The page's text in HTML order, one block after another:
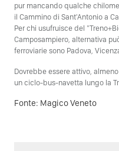
pur mancando qualche
il Cammino di Sant'Antonio a
Per chi usufruisce del
Camposampiero, alternativa
ferroviarie sono Padova,
Dovrebbe essere attivo,
un ciclo-bus-navetta lungo la
Fonte: Magico Veneto